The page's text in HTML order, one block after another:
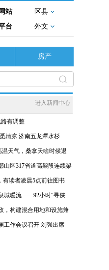
站
区县
台
外文
房产
进入新闻中心
有调整
清凉 济南五龙潭水杉
天气，桑拿天啥时候退
山区317省道高架段连续梁
有读者凌晨5点前往图书
城暖流——92小时“寻侠
，构建混合用地和设施兼
工作会议召开 刘强出席